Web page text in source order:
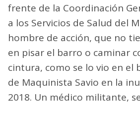
frente de la Coordinación
a los Servicios de Salud del
hombre de acción, que no
en pisar el barro o caminar
cintura, como se lo vio en el
de Maquinista Savio en la
2018. Un médico militante,